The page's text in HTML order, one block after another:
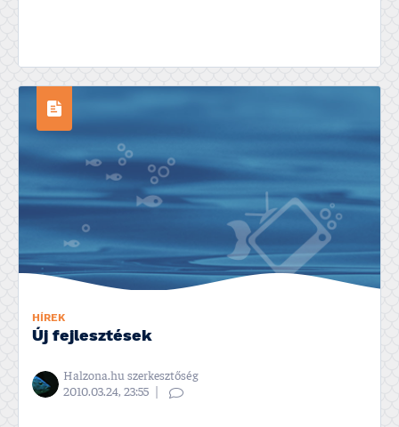
HÍREK
Új fejlesztések
Halzona.hu szerkesztőség
2010.03.24, 23:55